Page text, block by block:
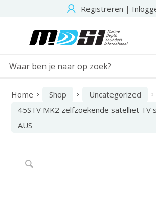
Registreren |
Home Shop
Uncategorized
45STV MK2 zelfzoekende satelliet TV
AUS